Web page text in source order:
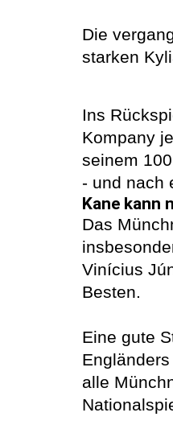
Die
starken
Ins
Kompany
seinem
- und nach
Kane kann
Das
Vinícius
Besten.
Eine gute
alle